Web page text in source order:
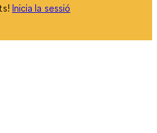
Inicia la sessió